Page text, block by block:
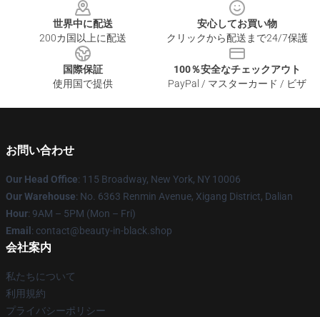
世界中に配送
200カ国以上に配送
安心してお買い物
クリックから配送まで24/7保護
国際保証
使用国で提供
100％安全なチェックアウト
PayPal / マスターカード / ビザ
お問い合わせ
Our Head Office: 115 Broadway, New York, NY 10006
Our Warehouse: No. 6363 Renmin Avenue, Xigang District, Dalian
Hour: 9AM – 5PM (Mon – Fri)
Email : contact@beauty-in-black.shop
会社案内
私たちについて
利用規約
プライバシーポリシー